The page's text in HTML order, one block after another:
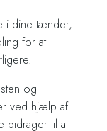
i dine tænder,
for at
og
ved hjælp af
bidrager til at